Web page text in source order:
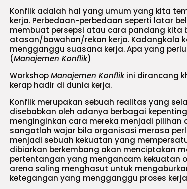
Konflik adalah hal yang umum yang kita
kerja. Perbedaan-perbedaan seperti latar
membuat persepsi atau cara pandang kita
atasan/bawahan/rekan kerja. Kadangkala
mengganggu suasana kerja. Apa yang
(Manajemen Konflik)
WorkshopManajemen Konflikini dirancang
kerap hadir di dunia kerja.
Konflik merupakan sebuah realitas yang
disebabkan oleh adanya berbagai
menginginkan cara mereka menjadi pilihan
sangatlah wajar bila organisasi merasa
menjadi sebuah kekuatan yang
dibiarkan berkembang akan menciptakan
pertentangan yang mengancam kekuatan
arena saling menghasut untuk
ketegangan yang mengganggu proses